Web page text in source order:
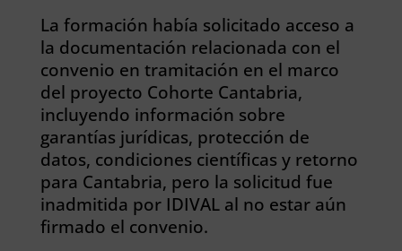
La formación había solicitado acceso a
la documentación relacionada con el
convenio en tramitación en el marco
del proyecto Cohorte Cantabria,
incluyendo información sobre
garantías jurídicas, protección de
datos, condiciones científicas y retorno
para Cantabria, pero la solicitud fue
inadmitida por IDIVAL al no estar aún
firmado el convenio.